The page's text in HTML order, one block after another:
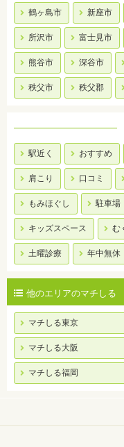
鶴ヶ島市 新座市
所沢市 富士見市
熊谷市 深谷市
秩父市 秩父郡
駅近く おすすめ
肩こり 口コミ
もみほぐし 駐車場
キッズスペース む
土曜診療 年中無休
他のエリアのマチしる
マチしる東京
マチしる大阪
マチしる福岡